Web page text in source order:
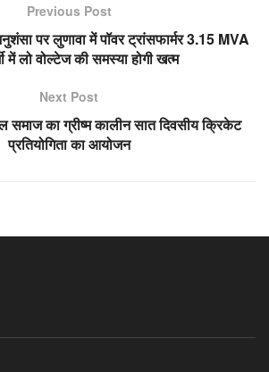
Previous Post
पर लुणावा में पॉवर ट्रांसफार्मर 3.15 MVA
में लो वोल्टेज की समस्या होगी खत्म
Next Post
समाज का ग्रीष्म कालीन सात दिवसीय क्रिकेट
प्रतियोगिता का आयोजन